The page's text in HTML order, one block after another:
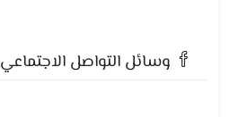
وسائل التواصل الاجتماعي